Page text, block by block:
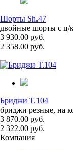
Шорты Sh.47
двойные шорты с ц/
3 930.00 руб.
2 358.00 руб.
Бриджи T.104
бриджи резные, на
3 870.00 руб.
2 322.00 руб.
Компания